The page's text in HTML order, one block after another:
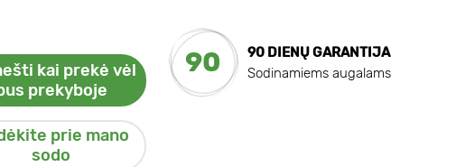
kai prekė vėl
prekyboje
prie mano
sodo
90
90 DIENŲ GARANTIJA
Sodinamiems augalams